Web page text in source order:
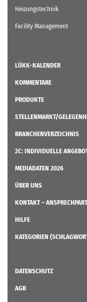
Heizungstechnik
Facility Management
LÜKK-KALENDER
KOMMENTARE
PRODUKTE
STELLENMARKT/
BRANCHENVERZEICHNIS
2C: INDIVIDUELLE
MEDIADATEN 2026
ÜBER UNS
KONTAKT –
HILFE
KATEGORIEN
DATENSCHUTZ
AGB